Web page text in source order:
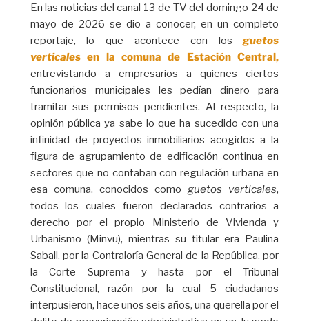
En las noticias del canal 13 de TV del domingo 24 de
mayo de 2026 se dio a conocer, en un completo
reportaje, lo que acontece con losguetos
verticalesen la comuna de Estación Central,
entrevistando a empresarios a quienes ciertos
funcionarios municipales les pedían dinero para
tramitar sus permisos pendientes. Al respecto, la
opinión pública ya sabe lo que ha sucedido con una
infinidad de proyectos inmobiliarios acogidos a la
figura de agrupamiento de edificación continua en
sectores que no contaban con regulación urbana en
esa comuna, conocidos comoguetos verticales,
todos los cuales fueron declarados contrarios a
derecho por el propio Ministerio de Vivienda y
Urbanismo (Minvu), mientras su titular era Paulina
Saball, por la Contraloría General de la República, por
la Corte Suprema y hasta por el Tribunal
Constitucional, razón por la cual 5 ciudadanos
interpusieron, hace unos seis años, una querella por el